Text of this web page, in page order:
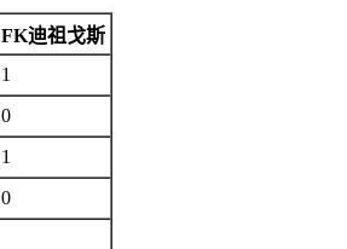
FK迪祖戈斯
1
0
1
0